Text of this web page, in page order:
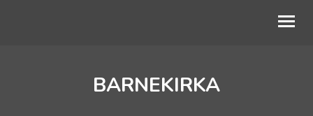
BARNEKIRKA